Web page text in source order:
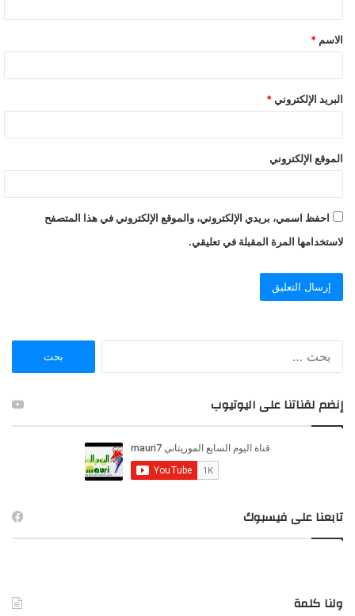
ق
*
الاسم *
البريد الإلكتروني *
الموقع الإلكتروني
احفظ اسمي، بريدي الإلكتروني، والموقع الإلكتروني في هذا المتصفح
لاستخدامها المرة المقبلة في تعليقي.
ن
:
إنضم لقناتنا على اليوتيوب
تابعنا على فيسبوك
ولنا كلمة